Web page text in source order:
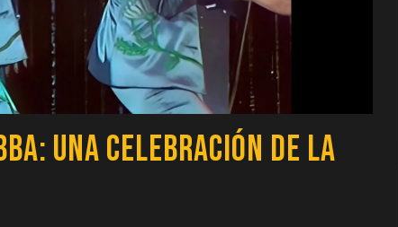
Una Celebración de la